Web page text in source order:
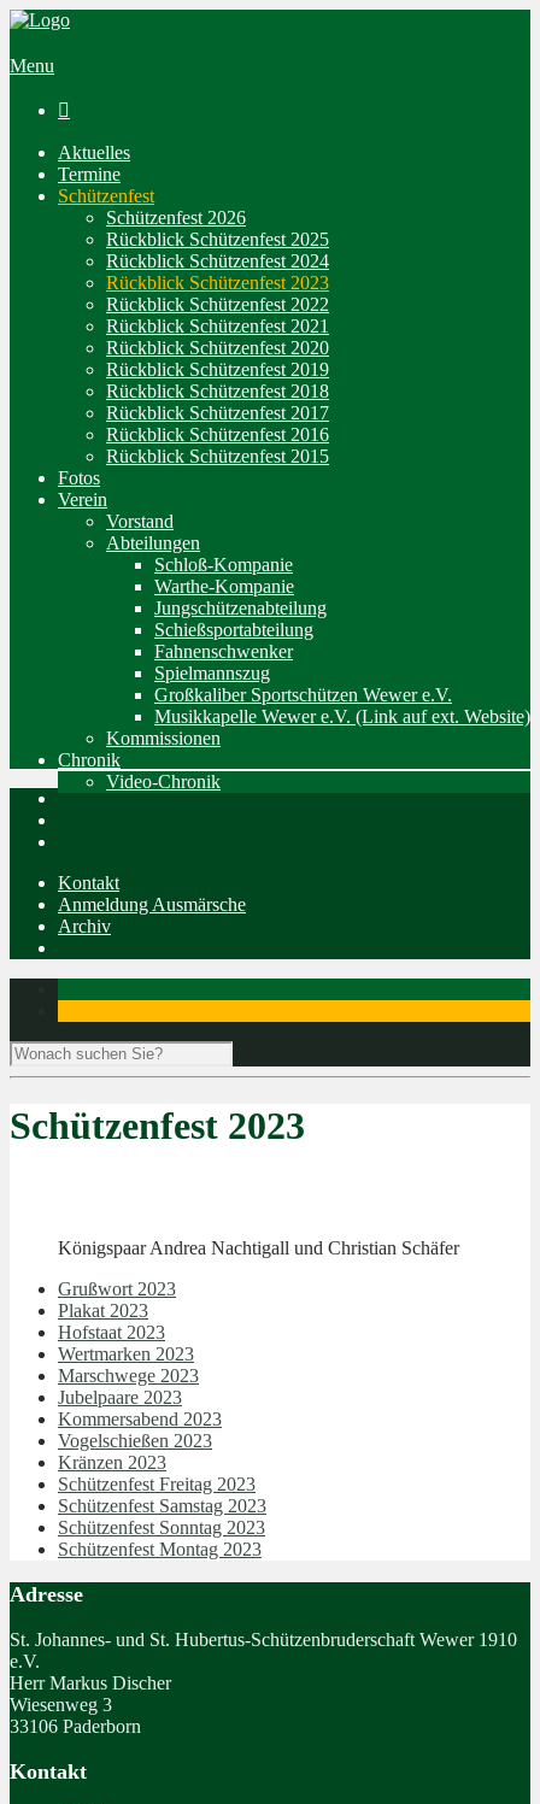
Menu

Aktuelles
Termine
Schützenfest
Schützenfest 2026
Rückblick Schützenfest 2025
Rückblick Schützenfest 2024
Rückblick Schützenfest 2023
Rückblick Schützenfest 2022
Rückblick Schützenfest 2021
Rückblick Schützenfest 2020
Rückblick Schützenfest 2019
Rückblick Schützenfest 2018
Rückblick Schützenfest 2017
Rückblick Schützenfest 2016
Rückblick Schützenfest 2015
Fotos
Verein
Vorstand
Abteilungen
Schloß-Kompanie
Warthe-Kompanie
Jungschützenabteilung
Schießsportabteilung
Fahnenschwenker
Spielmannszug
Großkaliber Sportschützen Wewer e.V.
Musikkapelle Wewer e.V. (Link auf ext. Website)
Kommissionen
Chronik
Video-Chronik
Kontakt
Anmeldung Ausmärsche
Archiv
Schützenfest 2023
Königspaar Andrea Nachtigall und Christian Schäfer
Grußwort 2023
Plakat 2023
Hofstaat 2023
Wertmarken 2023
Marschwege 2023
Jubelpaare 2023
Kommersabend 2023
Vogelschießen 2023
Kränzen 2023
Schützenfest Freitag 2023
Schützenfest Samstag 2023
Schützenfest Sonntag 2023
Schützenfest Montag 2023
Adresse
St. Johannes- und St. Hubertus-Schützenbruderschaft Wewer 1910
e.V.
Herr Markus Discher
Wiesenweg 3
33106 Paderborn
Kontakt